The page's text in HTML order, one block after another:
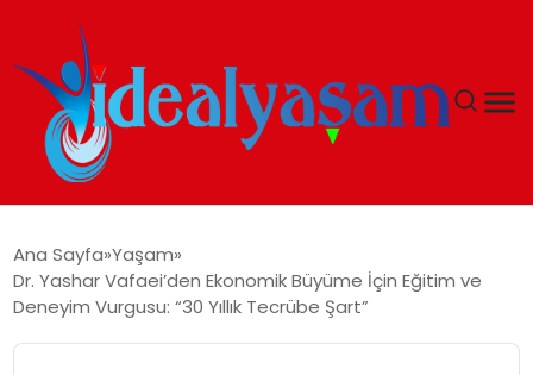
GÜNDEM
Ana Sayfa Yaşam
Dr. Yashar Vafaei’den Ekonomik Büyüme İçin Eğitim ve
Deneyim Vurgusu: “30 Yıllık Tecrübe Şart”